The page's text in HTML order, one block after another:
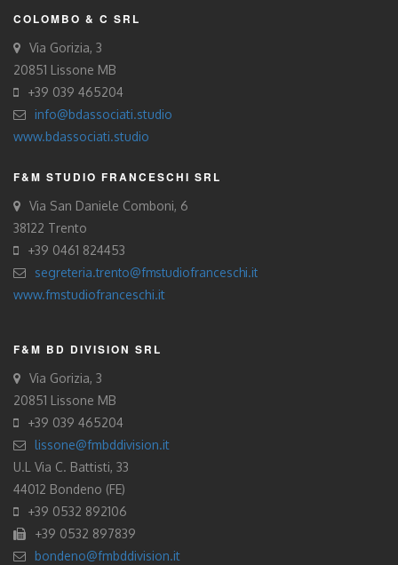
COLOMBO & C SRL
Via Gorizia, 3
20851 Lissone MB
+39 039 465204
info@bdassociati.studio
www.bdassociati.studio
F&M STUDIO FRANCESCHI SRL
Via San Daniele Comboni, 6
38122 Trento
+39 0461 824453
segreteria.trento@fmstudiofranceschi.it
www.fmstudiofranceschi.it
F&M BD DIVISION SRL
Via Gorizia, 3
20851 Lissone MB
+39 039 465204
lissone@fmbddivision.it
U.L Via C. Battisti, 33
44012 Bondeno (FE)
+39 0532 892106
+39 0532 897839
bondeno@fmbddivision.it